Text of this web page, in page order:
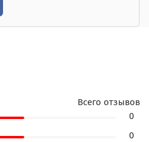
Всего отзывов
0
0